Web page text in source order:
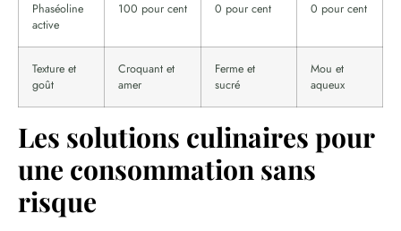
Phaséoline
active
100 pour cent 0 pour cent 0 pour cent
Texture et
goût
Croquant et
amer
Ferme et
sucré
Mou et
aqueux
Les solutions culinaires pour
une consommation sans
risque